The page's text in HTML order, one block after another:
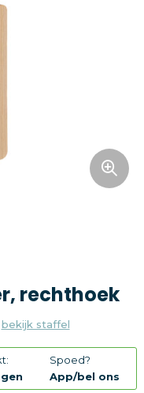
rechthoek
bekijk staffel
Spoed?
App/bel ons